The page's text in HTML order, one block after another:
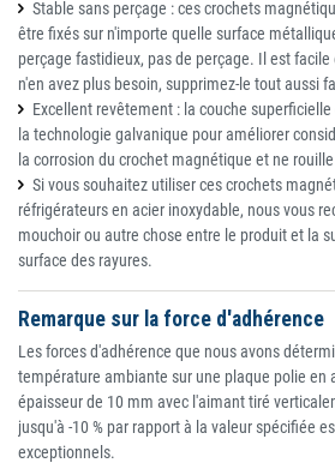
Stable sans perçage : ces crochets
être fixés sur n'importe quelle surface
perçage fastidieux, pas de perçage. Il est
n'en avez plus besoin, supprimez-le tout aussi
Excellent revêtement : la couche
la technologie galvanique pour améliorer
la corrosion du crochet magnétique et ne
Si vous souhaitez utiliser ces crochets
réfrigérateurs en acier inoxydable, nous vous
mouchoir ou autre chose entre le produit et la
surface des rayures.
Remarque sur la force d'adhérence
Les forces d'adhérence que nous avons
température ambiante sur une plaque polie en
épaisseur de 10 mm avec l'aimant tiré
jusqu'à -10 % par rapport à la valeur spécifiée
exceptionnels.